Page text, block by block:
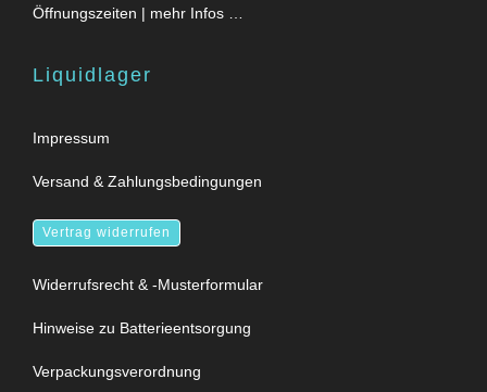
Öffnungszeiten | mehr Infos …
Liquidlager
Impressum
Versand & Zahlungsbedingungen
Vertrag widerrufen
Widerrufsrecht & -Musterformular
Hinweise zu Batterieentsorgung
Verpackungsverordnung